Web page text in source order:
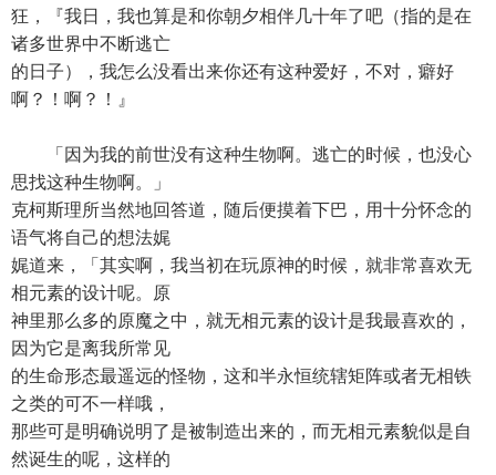
狂，『我日，我也算是和你朝夕相伴几十年了吧（指的是在
诸多世界中不断逃亡
的日子），我怎么没看出来你还有这种爱好，不对，癖好
啊？！啊？！』
「因为我的前世没有这种生物啊。逃亡的时候，也没心
思找这种生物啊。」
克柯斯理所当然地回答道，随后便摸着下巴，用十分怀念的
语气将自己的想法娓
娓道来，「其实啊，我当初在玩原神的时候，就非常喜欢无
相元素的设计呢。原
神里那么多的原魔之中，就无相元素的设计是我最喜欢的，
因为它是离我所常见
的生命形态最遥远的怪物，这和半永恒统辖矩阵或者无相铁
之类的可不一样哦，
那些可是明确说明了是被制造出来的，而无相元素貌似是自
然诞生的呢，这样的